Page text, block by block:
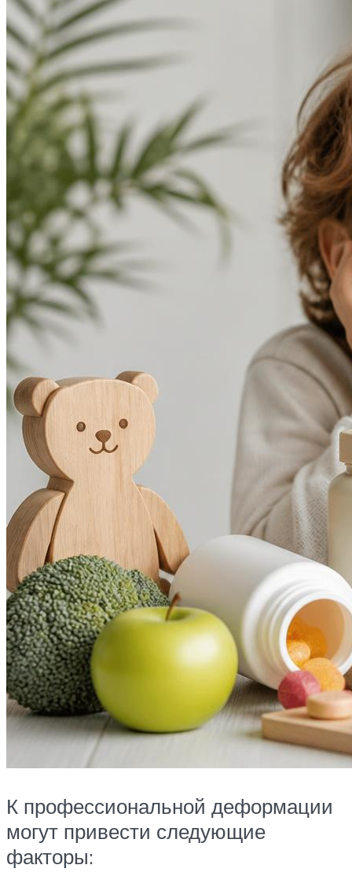
К профессиональной деформации
могут привести следующие
факторы: